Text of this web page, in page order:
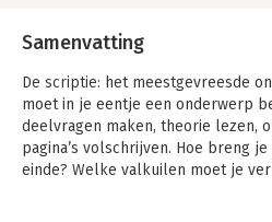
Samenvatting
De scriptie: het meestgevreesde
moet in je eentje een onderwerp
deelvragen maken, theorie lezen,
pagina’s volschrijven. Hoe breng
einde? Welke valkuilen moet je